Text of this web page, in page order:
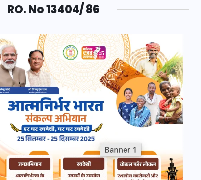
RO. No 13404/ 86